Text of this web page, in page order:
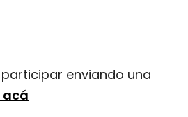
enviando una
acá